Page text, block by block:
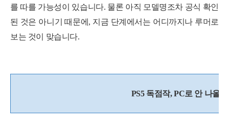
를 따를 가능성이 있습니다. 물론 아직 모델명조차 공식 확인
된 것은 아니기 때문에, 지금 단계에서는 어디까지나 루머로
보는 것이 맞습니다.
PS5 독점작, PC로 안 나올